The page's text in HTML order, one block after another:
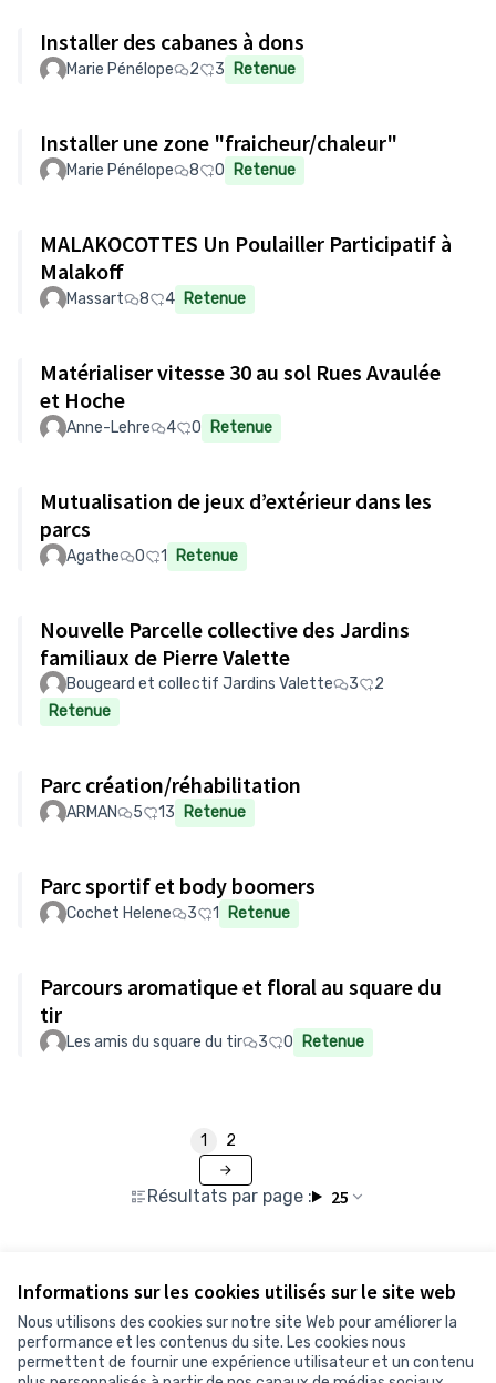
Informations sur les cookies utilisés sur le site web
Nous utilisons des cookies sur notre site Web pour améliorer la
performance et les contenus du site. Les cookies nous
permettent de fournir une expérience utilisateur et un contenu
Installer des cabanes à dons
Marie Pénélope 2 3 Retenue
Installer une zone "fraicheur/chaleur"
Marie Pénélope 8 0 Retenue
MALAKOCOTTES Un Poulailler Participatif à
Malakoff
Massart 8 4 Retenue
Matérialiser vitesse 30 au sol Rues Avaulée
et Hoche
Anne-Lehre 4 0 Retenue
Mutualisation de jeux d’extérieur dans les
parcs
Agathe 0 1 Retenue
Nouvelle Parcelle collective des Jardins
familiaux de Pierre Valette
Bougeard et collectif Jardins Valette 3
2
Retenue
Parc création/réhabilitation
ARMAN 5 13 Retenue
Parc sportif et body boomers
Cochet Helene 3 1 Retenue
Parcours aromatique et floral au square du
tir
Les amis du square du tir 3 0 Retenue
Résultats par page : 25
1 2
Voir toutes les propositions retirées
Conditions d'utilisation